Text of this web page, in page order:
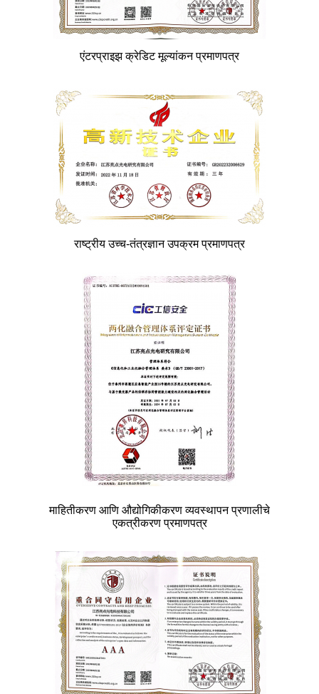
एंटरप्राइझ क्रेडिट मूल्यांकन प्रमाणपत्र
राष्ट्रीय उच्च-तंत्रज्ञान उपक्रम प्रमाणपत्र
माहितीकरण आणि औद्योगिकीकरण व्यवस्थापन प्रणालीचे
एकत्रीकरण प्रमाणपत्र